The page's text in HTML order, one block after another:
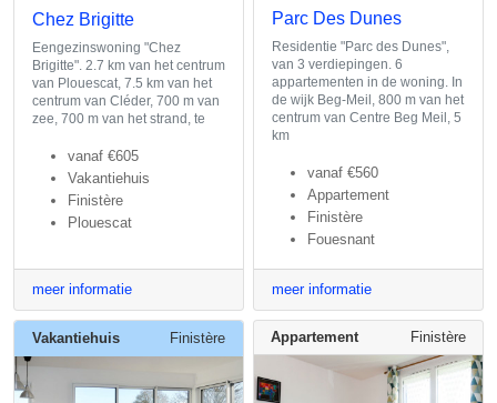
Chez Brigitte
Eengezinswoning "Chez
Brigitte". 2.7 km van het centrum
van Plouescat, 7.5 km van het
centrum van Cléder, 700 m van
zee, 700 m van het strand, te
vanaf €605
Vakantiehuis
Finistère
Plouescat
meer informatie
Parc Des Dunes
Residentie "Parc des Dunes",
van 3 verdiepingen. 6
appartementen in de woning. In
de wijk Beg-Meil, 800 m van het
centrum van Centre Beg Meil, 5
km
vanaf €560
Appartement
Finistère
Fouesnant
meer informatie
Vakantiehuis Finistère Appartement Finistère